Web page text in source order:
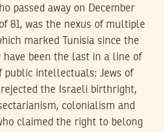
passed away on December
81, was the nexus of multiple
marked Tunisia since the
have been the last in a line of
public intellectuals: Jews of
the Israeli birthright,
colonialism and
claimed the right to belong